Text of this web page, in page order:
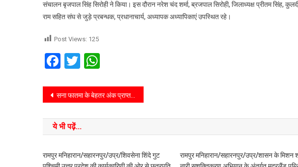
संचालन बृजपाल सिंह सिरोही ने किया। इस दौरान नरेश चंद शर्मा, ब्रजपाल सिरोही, जिलाध्यक्ष प्रीतम सिंह,
राम सहित संघ से जुड़े प्रबन्धक, प्रधानाचार्य, अध्यापक अध्यापिकाएं उपस्थित रहे।
Post Views: 125
Facebook
Twitter
सना फातमा के बेहतर अंक प्राप्त करने पर लोगों ने दी बधाइयां
ये भी पढ़ें...
रामपुर मनिहारान/सहारनपुर/उप्र/शिवसेना शिंदे गुट
रामपुर मनिहारान/सहारनपुर/उप्र/शासन के मिशन